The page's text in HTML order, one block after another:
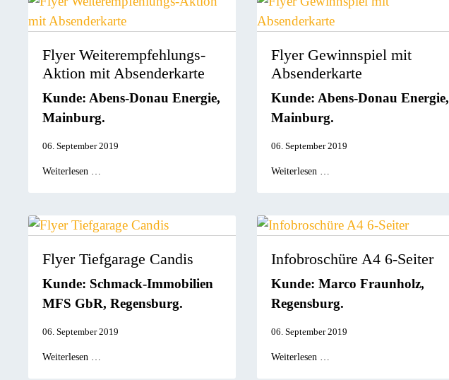
Flyer Weiterempfehlungs-
Aktion mit Absenderkarte
Kunde: Abens-Donau Energie,
Mainburg.
06. September 2019
Weiterlesen …
Flyer Gewinnspiel mit
Absenderkarte
Kunde: Abens-Donau Energie,
Mainburg.
06. September 2019
Weiterlesen …
Flyer Tiefgarage Candis
Kunde: Schmack-Immobilien
MFS GbR, Regensburg.
06. September 2019
Weiterlesen …
Infobroschüre A4 6-Seiter
Kunde: Marco Fraunholz,
Regensburg.
06. September 2019
Weiterlesen …